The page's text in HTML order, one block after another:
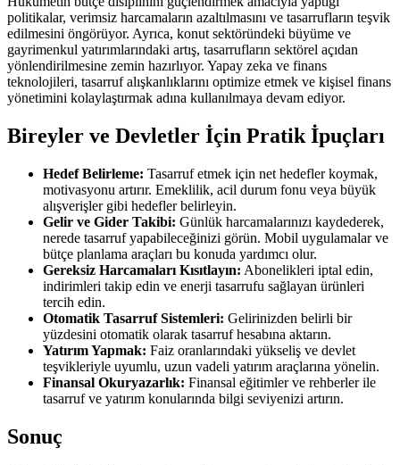
politikalar, verimsiz harcamaların azaltılmasını ve tasarrufların teşvik
edilmesini öngörüyor. Ayrıca, konut sektöründeki büyüme ve
gayrimenkul yatırımlarındaki artış, tasarrufların sektörel açıdan
yönlendirilmesine zemin hazırlıyor. Yapay zeka ve finans
teknolojileri, tasarruf alışkanlıklarını optimize etmek ve kişisel finans
yönetimini kolaylaştırmak adına kullanılmaya devam ediyor.
Bireyler ve Devletler İçin Pratik İpuçları
Hedef Belirleme: Tasarruf etmek için net hedefler koymak,
motivasyonu artırır. Emeklilik, acil durum fonu veya büyük
alışverişler gibi hedefler belirleyin.
Gelir ve Gider Takibi: Günlük harcamalarınızı kaydederek,
nerede tasarruf yapabileceğinizi görün. Mobil uygulamalar ve
bütçe planlama araçları bu konuda yardımcı olur.
Gereksiz Harcamaları Kısıtlayın: Abonelikleri iptal edin,
indirimleri takip edin ve enerji tasarrufu sağlayan ürünleri
tercih edin.
Otomatik Tasarruf Sistemleri: Gelirinizden belirli bir
yüzdesini otomatik olarak tasarruf hesabına aktarın.
Yatırım Yapmak: Faiz oranlarındaki yükseliş ve devlet
teşvikleriyle uyumlu, uzun vadeli yatırım araçlarına yönelin.
Finansal Okuryazarlık: Finansal eğitimler ve rehberler ile
tasarruf ve yatırım konularında bilgi seviyenizi artırın.
Sonuç